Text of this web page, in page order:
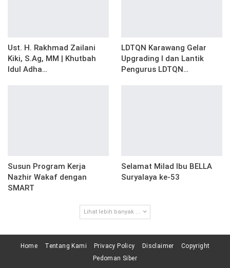
Ust. H. Rakhmad Zailani
Kiki, S.Ag, MM | Khutbah
Idul Adha…
LDTQN Karawang Gelar
Upgrading I dan Lantik
Pengurus LDTQN…
Susun Program Kerja
Nazhir Wakaf dengan
SMART
Selamat Milad Ibu BELLA
Suryalaya ke-53
Lihat lebih banyak ...
Home Tentang Kami Privacy Policy Disclaimer
Copyright
Pedoman Siber